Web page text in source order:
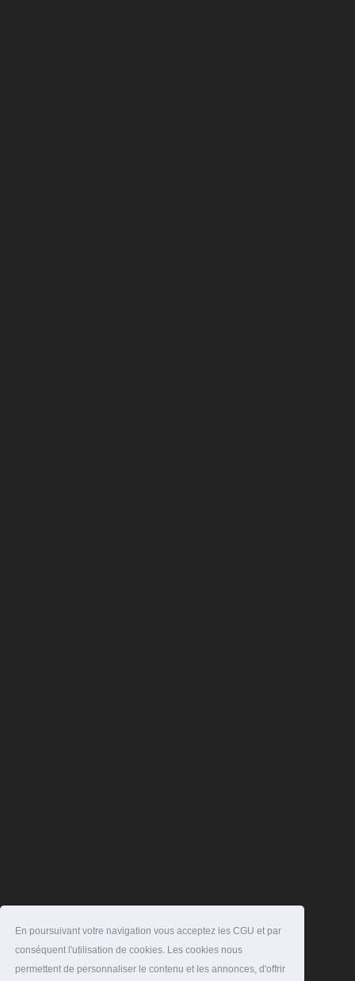
En poursuivant votre navigation vous acceptez les CGU et par
conséquent l'utilisation de cookies. Les cookies nous
permettent de personnaliser le contenu et les annonces, d'offrir